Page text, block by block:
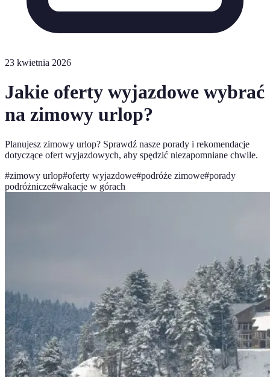
23 kwietnia 2026
Jakie oferty wyjazdowe wybrać
na zimowy urlop?
Planujesz zimowy urlop? Sprawdź nasze porady i rekomendacje
dotyczące ofert wyjazdowych, aby spędzić niezapomniane chwile.
#zimowy urlop#oferty wyjazdowe#podróże zimowe#porady
podróżnicze#wakacje w górach